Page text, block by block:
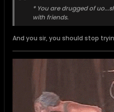
* You are drugged of
with friends.
And you sir, you should stop